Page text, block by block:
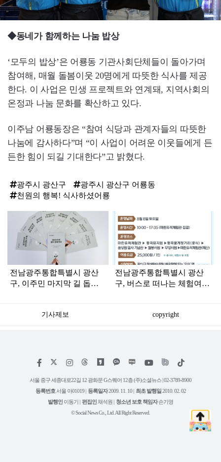
◆동네가 함께하는 나눔 밥상
‘모두의 밥상’은 어룡동 기관사회단체들이 돌아가며
참여해, 매월 돌봄이웃 20명에게 따뜻한 식사를 제공
한다. 이 사업은 민생 프로젝트와 연계돼, 지역사회의
온정과 나눔 문화를 확산하고 있다.
이주남 어룡동장은 “참여 식당과 관계자들의 따뜻한
나눔에 감사하다”며 “이 사업이 어려운 이웃들에게 든
든한 힘이 되길 기대한다”고 밝혔다.
광주시 광산구
광주시 광산구 어룡동
천원의 행복! 식사하셨어룡
전남광주통합특별시 광산
구, 이주민 마지막 길 돕는
전남광주통합특별시 광산
구, 버스로 떠나는 체험여
기사제보 copyright
페
스
인
타
램
위
트
유
튜
틱
서울 중구 세종대로22길 12 광화문 G스퀘어 12층 (주)소셜뉴스 | 02-3789-8900
등록번호 서울 아01019 | 등록일자2009. 11. 10 | 최초 발행일2010. 02. 02
발행인 이동기 | 편집인채석원 | 청소년 보호 책임자손기영
© Social News Co., Ltd. All Right Reserved.